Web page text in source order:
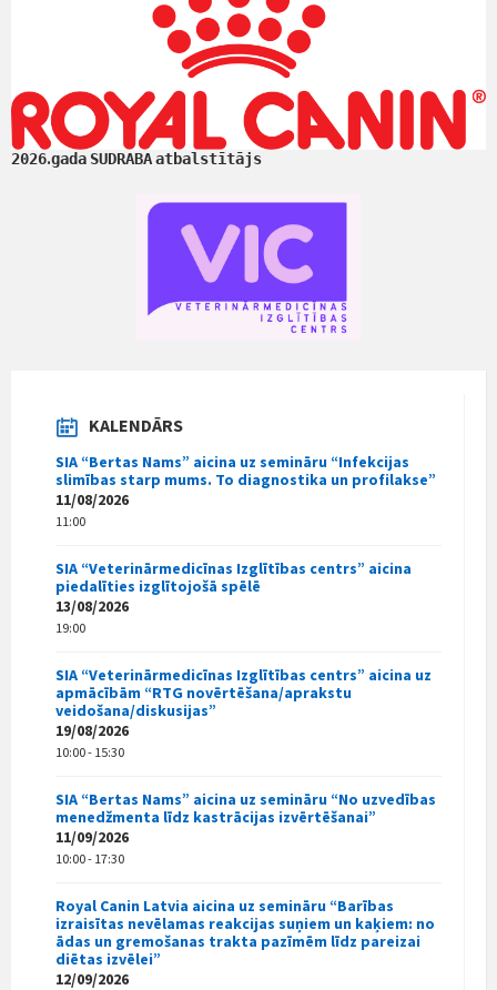
2026.gada SUDRABAatbalstītājs
KALENDĀRS
SIA “Bertas Nams” aicina uz semināru “Infekcijas
slimības starp mums. To diagnostika un profilakse”
11/08/2026
11:00
SIA “Veterinārmedicīnas Izglītības centrs” aicina
piedalīties izglītojošā spēlē
13/08/2026
19:00
SIA “Veterinārmedicīnas Izglītības centrs” aicina uz
apmācībām “RTG novērtēšana/aprakstu
veidošana/diskusijas”
19/08/2026
10:00 - 15:30
SIA “Bertas Nams” aicina uz semināru “No uzvedības
menedžmenta līdz kastrācijas izvērtēšanai”
11/09/2026
10:00 - 17:30
Royal Canin Latvia aicina uz semināru “Barības
izraisītas nevēlamas reakcijas suņiem un kaķiem: no
ādas un gremošanas trakta pazīmēm līdz pareizai
diētas izvēlei”
12/09/2026